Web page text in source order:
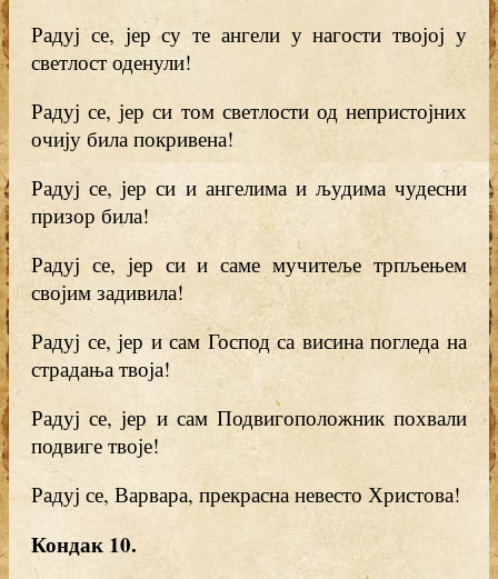
Радуј се, јер су те ангели у нагости твојој у
светлост оденули!
Радуј се, јер си том светлости од непристојних
очију била покривена!
Радуј се, јер си и ангелима и људима чудесни
призор била!
Радуј се, јер си и саме мучитеље трпљењем
својим задивила!
Радуј се, јер и сам Господ са висина погледа на
страдања твоја!
Радуј се, јер и сам Подвигоположник похвали
подвиге твоје!
Радуј се, Варвара, прекрасна невесто Христова!
Кондак 10.